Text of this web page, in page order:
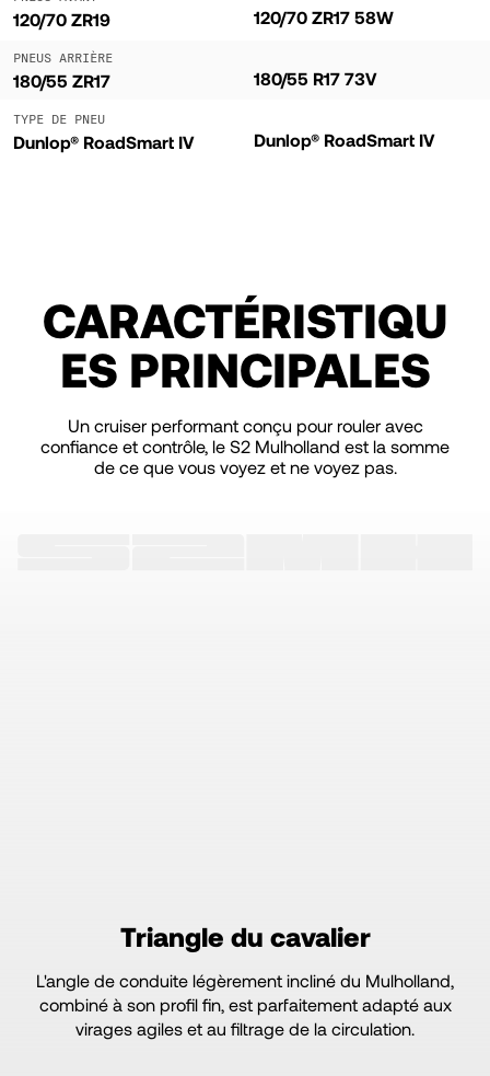
120/70 ZR19 120/70 ZR17 58W
PNEUS ARRIÈRE
180/55 ZR17 180/55 R17 73V
TYPE DE PNEU
Dunlop® RoadSmart IV Dunlop® RoadSmart IV
CARACTÉRISTIQU
ES PRINCIPALES
Un cruiser performant conçu pour rouler avec
confiance et contrôle, le S2 Mulholland est la somme
de ce que vous voyez et ne voyez pas.
Triangle du cavalier
L'angle de conduite légèrement incliné du Mulholland,
combiné à son profil fin, est parfaitement adapté aux
virages agiles et au filtrage de la circulation.